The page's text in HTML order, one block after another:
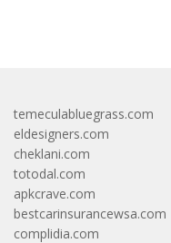
temeculabluegrass.com
eldesigners.com
cheklani.com
totodal.com
apkcrave.com
bestcarinsurancewsa.com
complidia.com